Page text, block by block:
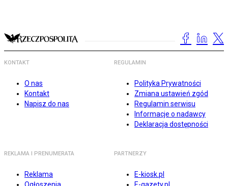
KONTAKT
O nas
Kontakt
Napisz do nas
REGULAMIN
Polityka Prywatności
Zmiana ustawień zgód
Regulamin serwisu
Informacje o nadawcy
Deklaracja dostępności
REKLAMA I PRENUMERATA
Reklama
PARTNERZY
E-kiosk.pl